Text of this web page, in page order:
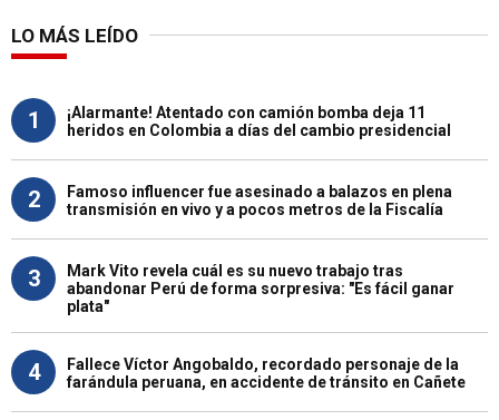
LO MÁS LEÍDO
1
¡Alarmante! Atentado con camión bomba deja 11
heridos en Colombia a días del cambio presidencial
2
Famoso influencer fue asesinado a balazos en plena
transmisión en vivo y a pocos metros de la Fiscalía
3
Mark Vito revela cuál es su nuevo trabajo tras
abandonar Perú de forma sorpresiva: "Es fácil ganar
plata"
4
Fallece Víctor Angobaldo, recordado personaje de la
farándula peruana, en accidente de tránsito en Cañete